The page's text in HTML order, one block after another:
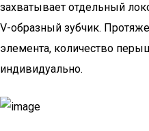
захватывает отдельный
V-образный зубчик.
элемента, количество
индивидуально.